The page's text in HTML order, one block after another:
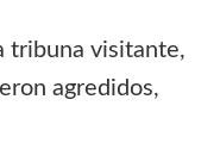
tribuna visitante,
agredidos,